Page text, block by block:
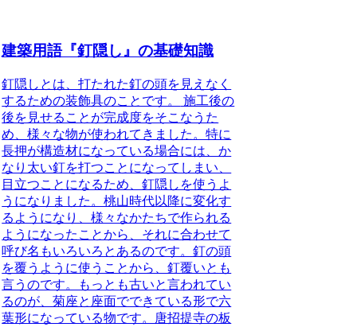
建築用語『釘隠し』の基礎知識
釘隠しとは、打たれた釘の頭を見えなく
するための装飾具のことです。
施工後の
後を見せることが完成度をそこなうた
め、様々な物が使われてきました。特に
長押が構造材になっている場合には、か
なり太い釘を打つことになってしまい、
目立つことになるため、釘隠しを使うよ
うになりました。桃山時代以降に変化す
るようになり、様々なかたちで作られる
ようになったことから、それに合わせて
呼び名もいろいろとあるのです。釘の頭
を覆うように使うことから、釘覆いとも
言うのです。もっとも古いと言われてい
るのが、菊座と座面でできている形で六
葉形になっている物です。唐招提寺の板